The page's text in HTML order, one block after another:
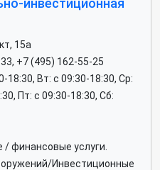
инвестиционная
15а
+7 (495) 162-55-25
18:30, Вт: c 09:30-18:30, Ср:
Пт: c 09:30-18:30, Сб:
/ финансовые услуги.
Инвестиционные